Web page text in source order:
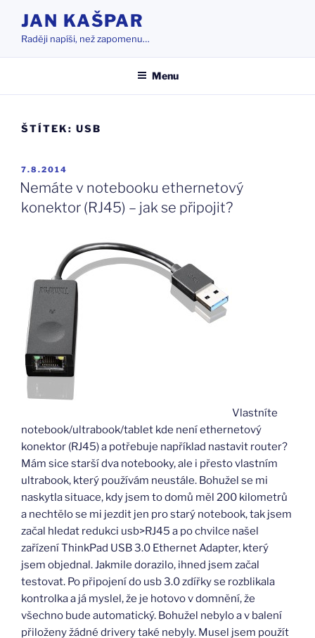
obsahu
webu
JAN KAŠPAR
Raději napíši, než zapomenu…
Menu
ŠTÍTEK: USB
PUBLIKOVÁNO
7.8.2014
Nemáte v notebooku ethernetový
konektor (RJ45) – jak se připojit?
Vlastníte
notebook/ultrabook/tablet kde není ethernetový
konektor (RJ45) a potřebuje například nastavit router?
Mám sice starší dva notebooky, ale i přesto vlastním
ultrabook, který používám neustále. Bohužel se mi
naskytla situace, kdy jsem to domů měl 200 kilometrů
a nechtělo se mi jezdit jen pro starý notebook, tak jsem
začal hledat redukci usb>RJ45 a po chvilce našel
zařízení ThinkPad USB 3.0 Ethernet Adapter, který
jsem objednal. Jakmile dorazilo, ihned jsem začal
testovat. Po připojení do usb 3.0 zdířky se rozblikala
kontrolka a já myslel, že je hotovo v domnění, že
všechno bude automatický. Bohužel nebylo a v balení
přiloženy žádné drivery také nebyly. Musel jsem použít